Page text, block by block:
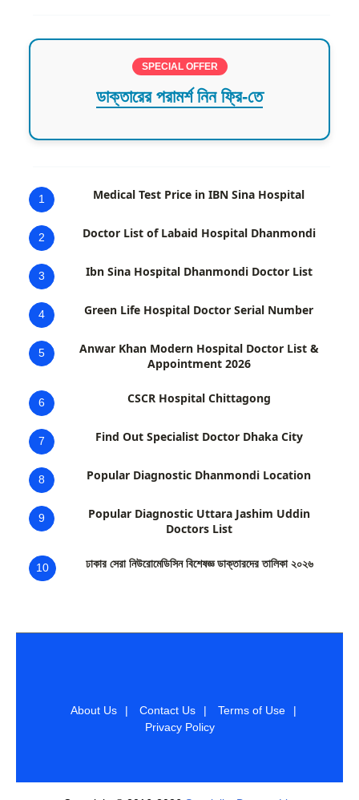
SPECIAL OFFER
ডাক্তারের পরামর্শ নিন ফ্রি-তে
1 Medical Test Price in IBN Sina Hospital
2 Doctor List of Labaid Hospital Dhanmondi
3 Ibn Sina Hospital Dhanmondi Doctor List
4 Green Life Hospital Doctor Serial Number
5
Anwar Khan Modern Hospital Doctor List &
Appointment 2026
6 CSCR Hospital Chittagong
7 Find Out Specialist Doctor Dhaka City
8 Popular Diagnostic Dhanmondi Location
9
Popular Diagnostic Uttara Jashim Uddin
Doctors List
10 ঢাকার সেরা নিউরোমেডিসিন বিশেষজ্ঞ ডাক্তারদের তালিকা ২০২৬
About Us | Contact Us | Terms of Use
|
Privacy Policy